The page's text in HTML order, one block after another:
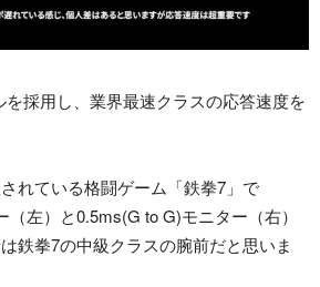
採用し、業界最速クラスの応答速度を
れている格闘ゲーム「鉄拳7」で
左）と0.5ms(G to G)モニター（右）
鉄拳7の中級クラスの腕前だと思いま